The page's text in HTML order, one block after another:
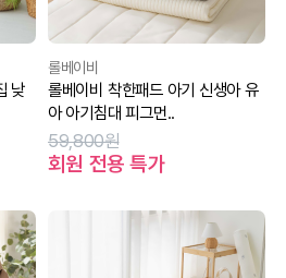
낮
롤베이비
롤베이비 착한패드 아기 신생아 유
아 아기침대 피그먼..
59,800원
회원 전용 특가